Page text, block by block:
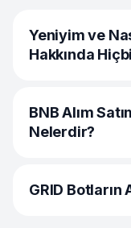
Yeniyim ve
Hakkında
Yeniyim ve Nasıl
Yok?
Ücretsiz bir
BNB Alım
Nelerdir?
BNB’nin yüksek
yardımcı olur,
GRID Botların